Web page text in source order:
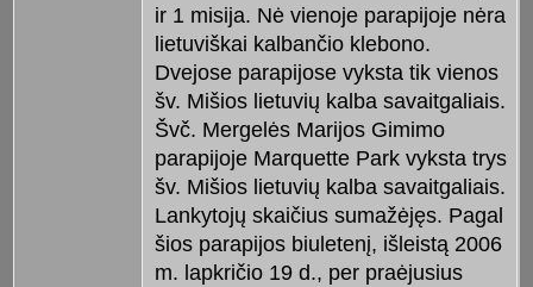
ir 1 misija. Nė vienoje parapijoje nėra
lietuviškai kalbančio klebono.
Dvejose parapijose vyksta tik vienos
šv. Mišios lietuvių kalba savaitgaliais.
Švč. Mergelės Marijos Gimimo
parapijoje Marquette Park vyksta trys
šv. Mišios lietuvių kalba savaitgaliais.
Lankytojų skaičius sumažėjęs. Pagal
šios parapijos biuletenį, išleistą 2006
m. lapkričio 19 d., per praėjusius